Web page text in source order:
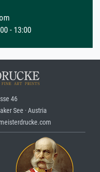
- 13:00
46
See · Austria